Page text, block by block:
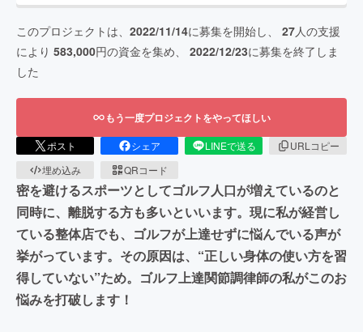
このプロジェクトは、 2022/11/14に募集を開始し、 27人の支援
により 583,000円の資金を集め、 2022/12/23に募集を終了しま
した
もう一度プロジェクトをやってほしい
ポスト シェア LINEで送る
URLコピー
埋め込み
QRコード
密を避けるスポーツとしてゴルフ人口が増えているのと
同時に、離脱する方も多いといいます。現に私が経営し
ている整体店でも、ゴルフが上達せずに悩んでいる声が
挙がっています。その原因は、“正しい身体の使い方を習
得していない”ため。ゴルフ上達関節調律師の私がこのお
悩みを打破します！